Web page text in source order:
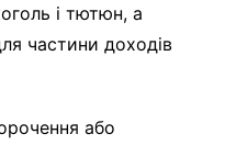
і тютюн, а
частини доходів
або